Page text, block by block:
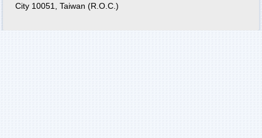
City 10051, Taiwan (R.O.C.)